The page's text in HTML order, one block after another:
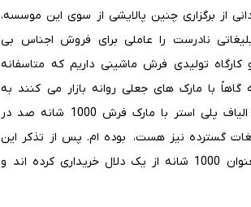
از برگزاری چنین پالایشی از سوی این موسسه،
نادرست را عاملی برای فروش اجناس بی
گفت: ما بیش از 2 هزار کارخانه و کارگاه تولیدی فرش ماشینی داریم که متاسفانه
با مارک های جعلی روانه بازار می کنند به
شکلی که اخیراً شاهد فروش فرش های ماشینی 700 شانه با الیاف پلی استر با مارک فرش 1000 شانه صد در
گسترده نیز هست، بوده ام. پس از تذکر این
مورد به مدیریت آنها نیز اعلام داشتند که این فرش ها را بعنوان 1000 شانه از یک دلال خریداری کرده اند و